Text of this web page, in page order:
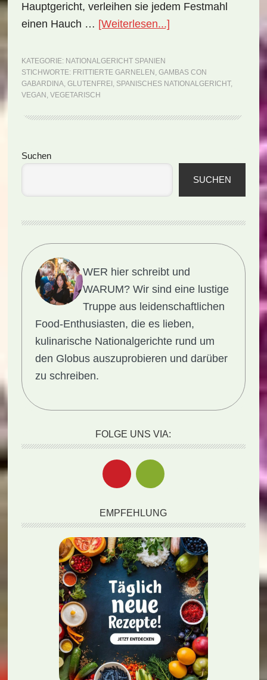
Hauptgericht, verleihen sie jedem Festmahl
einen Hauch … [Weiterlesen...]ÜberNationalgericht
con
KATEGORIE: NATIONALGERICHT SPANIEN
STICHWORTE: FRITTIERTE GARNELEN , GAMBAS CON
GABARDINA, GLUTENFREI , SPANISCHES NATIONALGERICHT,
VEGAN , VEGETARISCH
Seitenspalte
Suchen
SUCHEN
WER hier schreibt und
WARUM? Wir sind eine lustige
Truppe aus leidenschaftlichen
Food-Enthusiasten, die es lieben,
kulinarische Nationalgerichte rund um
den Globus auszuprobieren und darüber
zu schreiben.
FOLGE UNS VIA:
EMPFEHLUNG